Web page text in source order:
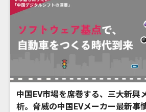
中国EV市場を席巻する、三大新興
析。脅威の中国EVメーカー最新事